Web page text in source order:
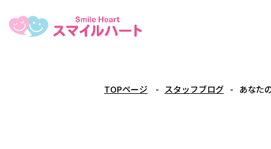
TOPページ スタッフブログ あなた